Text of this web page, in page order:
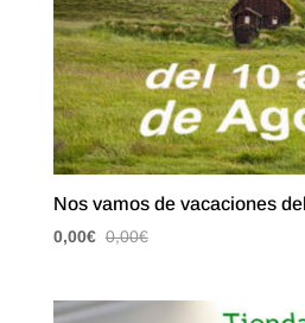
Nos vamos de vacaciones
0,00€ 0,00€